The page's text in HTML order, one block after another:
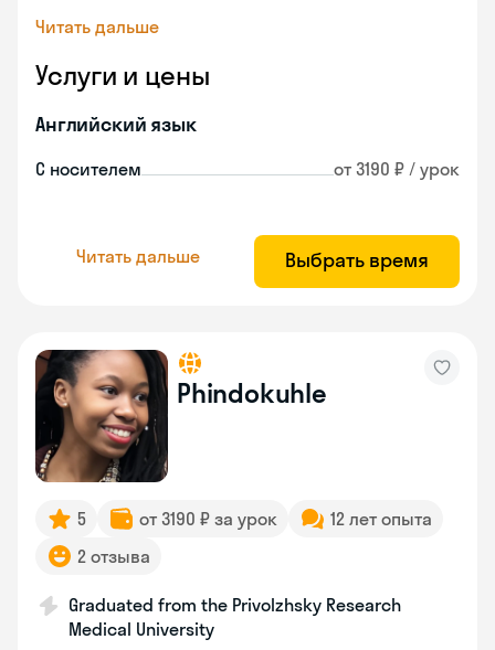
Читать дальше
Услуги и цены
Английский язык
С носителем от 3190 ₽ / урок
Читать дальше Выбрать время
Phindokuhle
5 от 3190 ₽ за урок
12 лет опыта
2 отзыва
Graduated from the Privolzhsky Research
Medical University